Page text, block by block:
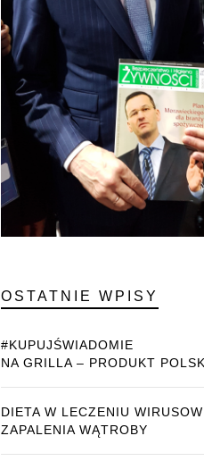
OSTATNIE WPISY
#KUPUJŚWIADOMIE
NA GRILLA – PRODUKT
DIETA W LECZENIU
ZAPALENIA WĄTROBY